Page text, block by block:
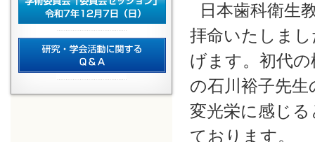
日本歯科衛生
拝命いたしま
げます。初代
の石川裕子先
変光栄に感じ
ております。